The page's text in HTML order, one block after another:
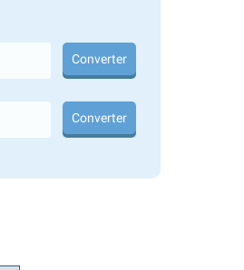
Converter
Converter